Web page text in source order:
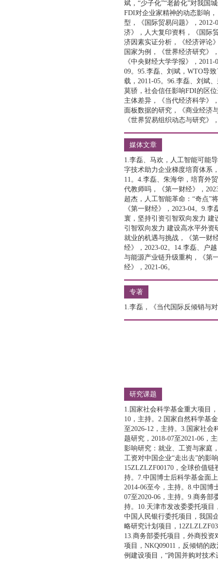
斌，“少子化”“老龄化”对我国
FDI对企业家精神的动态影响
型，《国际贸易问题》，
济》，人大复印资料，《国际
济因素实证分析，《经济评论
国家为例，《世界经济研究》
《中央财经大学学报》，
09。95.李磊、刘斌，WTO导
载，2011-05。96.李磊、刘斌
莫骄，社会信任影响FDI的区
主体差异，《当代经济科学》
面板数据的研究，《商业经济
《世界贸易组织动态与研究》
媒体文章
1.李磊、马欢，人工智能可能
字技术助力企业梯度培育体系
11。4.李磊、朱海华，培育外
代教师吗，《第一财经》，
超杰，人工智能革命：“奇点”
《第一财经》，2023-04。9.
寰，坚持引资引智双向发力 建
引智双向发力 建设高水平外资
就业的机遇与挑战，《第一财
经》，2023-02。14.李磊、户
与能源产业链升级重构，《第
经》，2021-06。
专著
1.李磊，《当代国际反倾销与
研究课题
1.国家社会科学基金重大项目
10，主持。2.国家自然科学基
至2026-12，主持。3.国家社会
题研究，2018-07至2021-06，
影响研究：就业、工资与家庭
工资对中国企业“走出去”的影
15ZLZLZF00170，全球价值链
持。7.中国博士后科学基金面
2014-06至今，主持。8.中国博
07至2020-06，主持。9.商务
持。10.天津市发改委委托项目
中国人民银行委托项目，我国
略研究计划项目，
13.商务部委托项目，外商投资
项目，NKQ09011，反倾销的
例建设项目，“跨国并购对技